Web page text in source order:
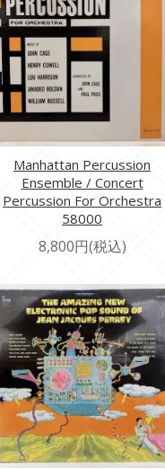
Manhattan Percussion
Ensemble / Concert
Percussion For Orchestra
58000
8,800円(税込)